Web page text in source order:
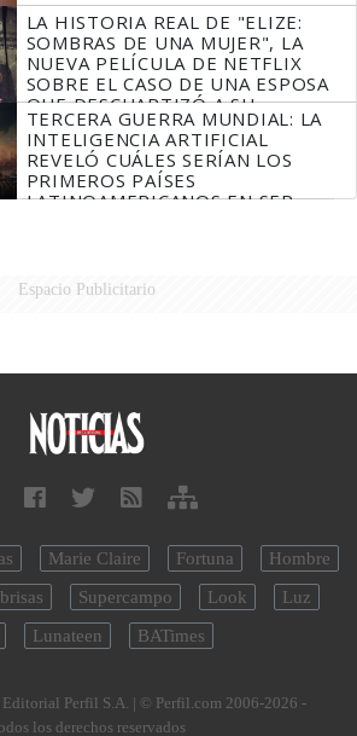
LA HISTORIA REAL DE "ELIZE:
SOMBRAS DE UNA MUJER", LA
NUEVA PELÍCULA DE NETFLIX
SOBRE EL CASO DE UNA ESPOSA
QUE DESCUARTIZÓ A SU
MARIDO
TERCERA GUERRA MUNDIAL: LA
INTELIGENCIA ARTIFICIAL
REVELÓ CUÁLES SERÍAN LOS
PRIMEROS PAÍSES
LATINOAMERICANOS EN SER
Espacio Publicitario
Marie Claire Fortuna
Hombre
Supercampo Look
Luz
Lunateen BATimes
Perfil S.A. | © Perfil.com 2006-2026 -
los derechos reservados